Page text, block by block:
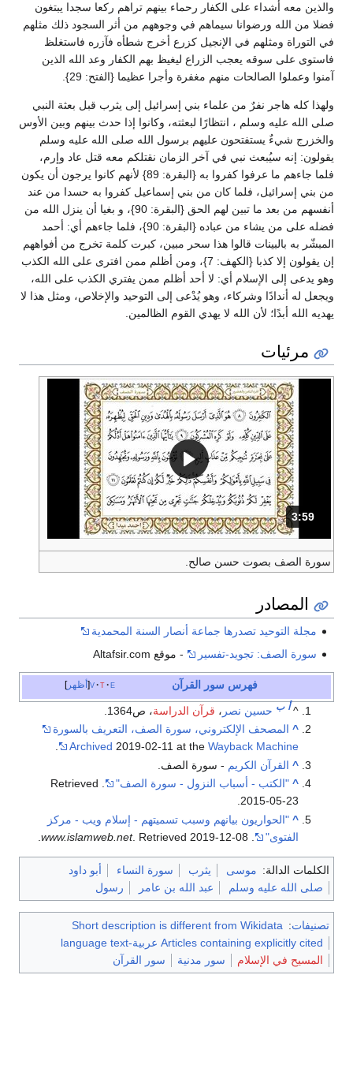
والذين معه أشداء على الكفار رحماء بينهم تراهم ركعا سجدا يبتغون
فضلا من الله ورضوانا سيماهم في وجوههم من أثر السجود ذلك مثلهم
في التوراة ومثلهم في الإنجيل كزرع أخرج شطأه فآزره فاستغلظ
فاستوى على سوقه يعجب الزراع ليغيظ بهم الكفار وعد الله الذين
آمنوا وعملوا الصالحات منهم مغفرة وأجرا عظيما {الفتح: 29}.
ولهذا كله هاجر نفرٌ من علماء بني إسرائيل إلى يثرب قبل بعثة النبي
صلى الله عليه وسلم ، انتظارًا لبعثته، وكانوا إذا حدث بينهم وبين الأوس
والخزرج شيءٌ يستفتحون عليهم برسول الله صلى الله عليه وسلم
يقولون: إنه سيُبعث نبي في آخر الزمان نقتلكم معه قتل عاد وإرم،
فلما جاءهم ما عرفوا كفروا به {البقرة: 89} لأنهم كانوا يرجون أن يكون
من بني إسرائيل، فلما كان من بني إسماعيل كفروا به حسدا من عند
أنفسهم من بعد ما تبين لهم الحق {البقرة: 90}، و بغيا أن ينزل الله من
فضله على من يشاء من عباده {البقرة: 90}، فلما جاءهم أي: أحمد
المبشّر به بالبينات قالوا هذا سحر مبين، كبرت كلمة تخرج من أفواههم
إن يقولون إلا كذبا {الكهف: 7}، ومن أظلم ممن افترى على الله الكذب
وهو يدعى إلى الإسلام أي: لا أحد أظلم ممن يفتري الكذب على الله،
ويجعل له أندادًا وشركاء، وهو يُدْعى إلى التوحيد والإخلاص، ومثل هذا لا
يهديه الله أبدًا؛ لأن الله لا يهدي القوم الظالمين.
مرئيات
المدة: دقائق و 59 ثواني.
3:59
سورة الصف بصوت حسن صالح.
المصادر
مجلة التوحيد تصدرها جماعة أنصار السنة المحمدية
سورة الصف: تجويد-تفسير
- موقع Altafsir.com
أظهر v t e فهرس سور القرآن
^أ ب حسين نصر ، قرآن الدراسة، ص1364.
^ المصحف الإلكتروني، سورة الصف، التعريف بالسورة
Archived 2019-02-11 at theWayback Machine
.
^ القرآن الكريم - سورة الصف.
^ "الكتب - أسباب النزول - سورة الصف"
. Retrieved
2015-05-23
.
^ "الحواريون بيانهم وسبب تسميتهم - إسلام ويب - مركز
الفتوى"
www.islamweb.net. Retrieved 2019-12-08
.
الكلمات الدالة: موسى يثرب سورة النساء
أبو داود
صلى الله عليه وسلم
عبد الله بن عامر رسول
تصنيفات:
Short description is different from Wikidata
Articles containing explicitly cited عربية-language text
المسيح في الإسلام
سور مدنية سور القرآن